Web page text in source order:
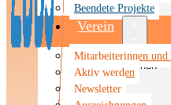
Beendete Projekte
Verein
Menü
öffnen
Mitarbeiterinnen
Aktiv werden
Newsletter